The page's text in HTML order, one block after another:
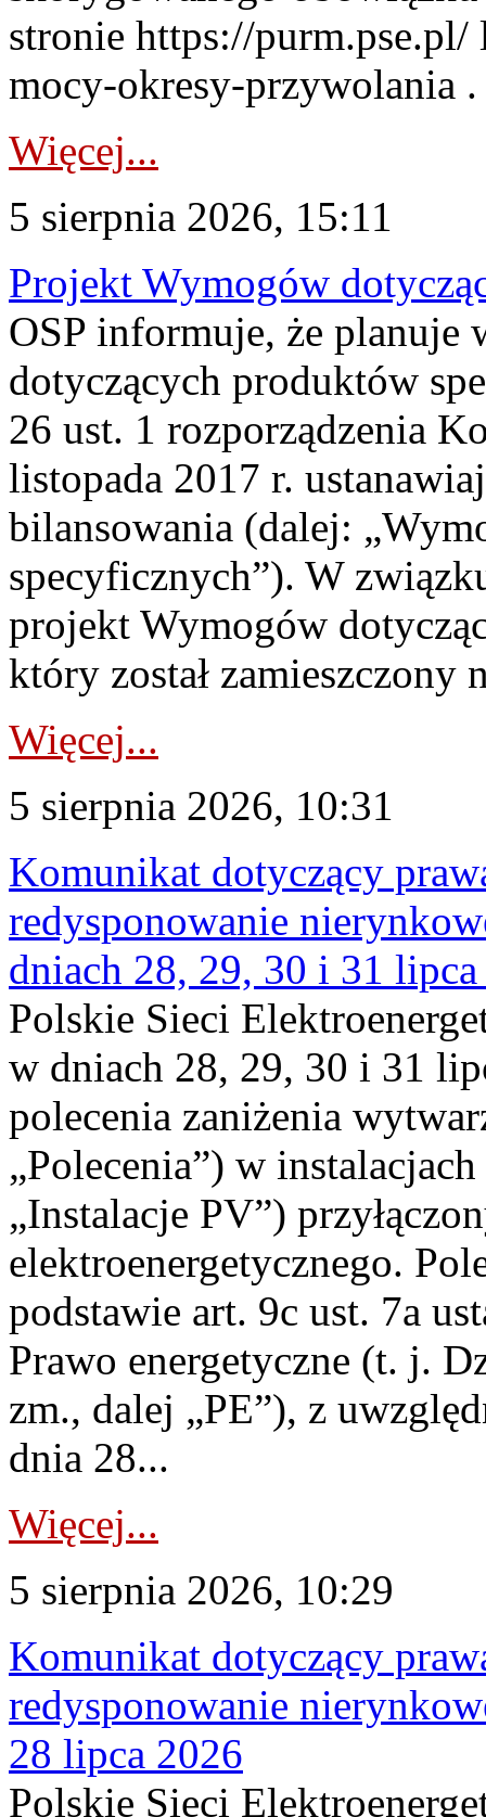
stronie https://
mocy-okresy-przywolania
Więcej...
5 sierpnia 2026, 15:11
Projekt Wymogów
OSP informuje, że planuje
dotyczących produktów
26 ust. 1 rozporządzenia
listopada 2017 r.
bilansowania (dalej:
specyficznych”). W
projekt Wymogów
który został zamieszczony
Więcej...
5 sierpnia 2026, 10:31
Komunikat dotyczący
redysponowanie
dniach 28, 29, 30 i 31
Polskie Sieci
w dniach 28, 29, 30 i 31
polecenia zaniżenia
„Polecenia”) w
„Instalacje PV”)
elektroenergetycznego.
podstawie art. 9c ust. 7a
Prawo energetyczne (t. j.
zm., dalej „PE”), z
dnia 28...
Więcej...
5 sierpnia 2026, 10:29
Komunikat dotyczący
redysponowanie
28 lipca 2026
Polskie Sieci